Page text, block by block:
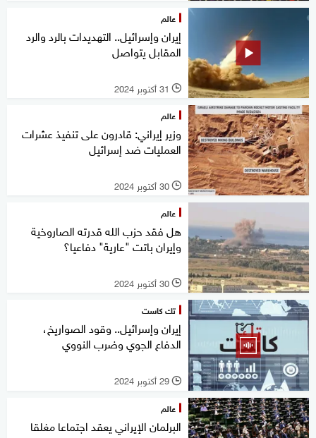
عالم
إيران وإسرائيل.. التهديدات بالرد والرد
المقابل يتواصل
l 31 أكتوبر 2024
عالم
وزير إيراني: قادرون على تنفيذ عشرات
العمليات ضد إسرائيل
l 30 أكتوبر 2024
عالم
هل فقد حزب الله قدرته الصاروخية
وإيران باتت "عارية" دفاعيا؟
l 30 أكتوبر 2024
تك كاست
إيران وإسرائيل.. وقود الصواريخ،
الدفاع الجوي وضرب النووي
l 29 أكتوبر 2024
عالم
البرلمان الإيراني يعقد اجتماعا مغلقا